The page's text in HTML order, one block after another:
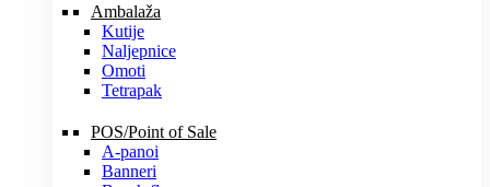
Ambalaža
Kutije
Naljepnice
Omoti
Tetrapak
POS/Point of Sale
A-panoi
Banneri